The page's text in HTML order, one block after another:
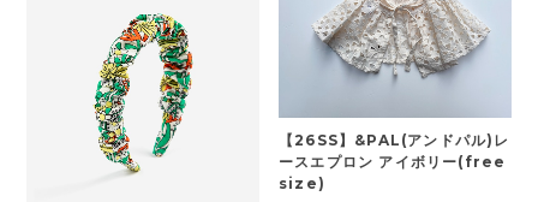
【26SS】&PAL(アンドパル)レ
ースエプロン アイボリー(free
size)